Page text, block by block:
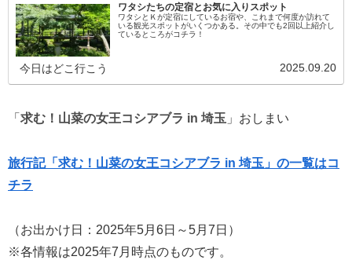
ワタシたちの定宿とお気に入りスポット
ワタシとＫが定宿にしているお宿や、これまで何度か訪れて
いる観光スポットがいくつかある。その中でも2回以上紹介し
ているところがコチラ！
今日はどこ行こう 2025.09.20
「 求む！山菜の女王コシアブラ in 埼玉 」おしまい
旅行記「求む！山菜の女王コシアブラ in 埼玉」の一覧はコ
チラ
（お出かけ日：2025年5月6日～5月7日）
※各情報は2025年7月時点のものです。